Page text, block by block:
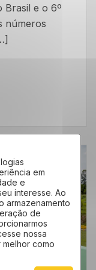
em
e
interesse. Ao
armazenamento
de
nossa
como
Brasil e o 6º
números